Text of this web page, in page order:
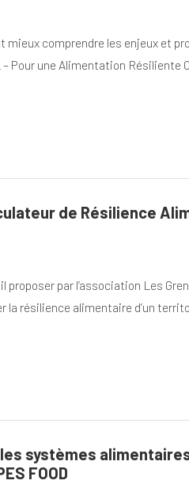
mieux comprendre les enjeux et
Pour une Alimentation Résiliente
de Résilience
proposer par l’association Les
la résilience alimentaire d’un
systèmes
FOOD